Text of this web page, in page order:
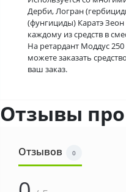
Дерби, Логран
(фунгициды) Каратэ
каждому из средств в
На ретардант Моддус
можете заказать
ваш заказ.
Отзывы про
Отзывов 0